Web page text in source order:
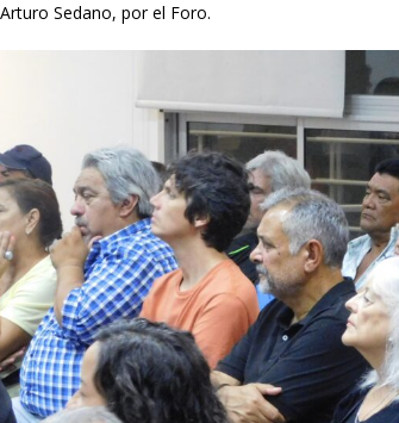
Sedano, por el Foro.